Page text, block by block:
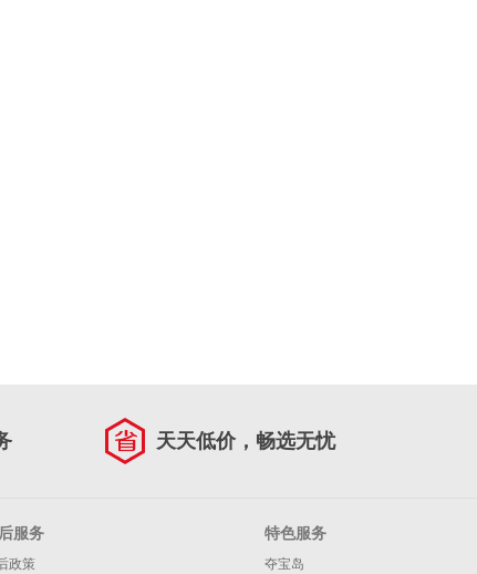
天天低价，畅选无忧
服务
政策
特色服务
夺宝岛